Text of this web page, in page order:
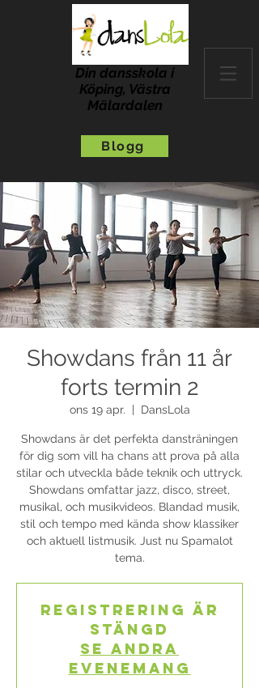
Din dansskola i
Köping, Västra
Mälardalen
Blogg
Showdans från 11 år
forts termin 2
ons 19 apr. DansLola
Showdans är det perfekta dansträningen
för dig som vill ha chans att prova på alla
stilar och utveckla både teknik och uttryck.
Showdans omfattar jazz, disco, street,
musikal, och musikvideos. Blandad musik,
stil och tempo med kända show klassiker
och aktuell listmusik. Just nu Spamalot
tema.
Registrering är
stängd
Se andra
evenemang